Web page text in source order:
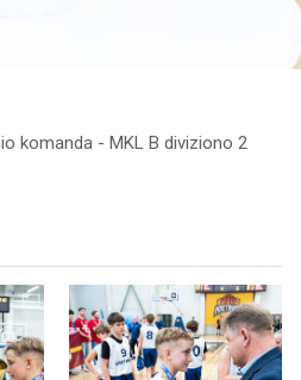
komanda - MKL B diviziono 2